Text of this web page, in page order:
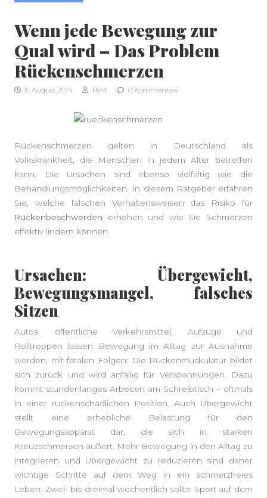
Wenn jede Bewegung zur
Qual wird – Das Problem
Rückenschmerzen
6. August 2014 PeMi 0 Kommentare
Rückenschmerzen gelten in Deutschland als
Volkskrankheit, die Menschen in jedem Alter betreffen
kann. Die Ursachen sind ebenso vielfältig wie die
Behandlungsmöglichkeiten. In diesem Ratgeber erfahren
Sie, welche falschen Verhaltensweisen das Risiko für
Rückenbeschwerden erhöhen und wie Sie Schmerzen
effektiv lindern können
Ursachen: Übergewicht,
Bewegungsmangel, falsches
Sitzen
Autos, öffentliche Verkehrsmittel, Aufzüge und
Rolltreppen lassen Bewegung im Alltag zur Ausnahme
werden, mit fatalen Folgen: Die Rückenmuskulatur bildet
sich zurück und wird anfällig für Verspannungen. Dazu
kommt stundenlanges Arbeiten am Schreibtisch – oftmals
in einer rückenschädlichen Position. Auch Übergewicht
stellt eine erhebliche Belastung für den
Bewegungsapparat dar, die sich in starken
Kreuzschmerzen äußert. Mehr Bewegung in den Alltag zu
integrieren und Übergewicht zu reduzieren sind daher
wichtige Schritte auf dem Weg in ein schmerzfreies
Leben. Zwei- bis dreimal wöchentlich sollte Sport auf dem
SEITENLEISTE